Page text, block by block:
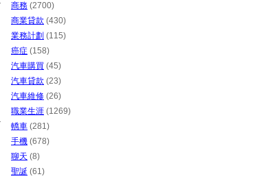
商務 (2700)
商業貸款 (430)
業務計劃 (115)
癌症 (158)
汽車購買 (45)
汽車貸款 (23)
汽車維修 (26)
職業生涯 (1269)
轎車 (281)
手機 (678)
聊天 (8)
聖誕 (61)